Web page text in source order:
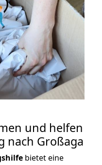
und helfen
nach Großaga
bietet eine